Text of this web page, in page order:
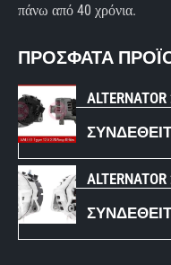
πάνω από 40 χρόνια.
ΠΡΟΣΦΑΤΑ